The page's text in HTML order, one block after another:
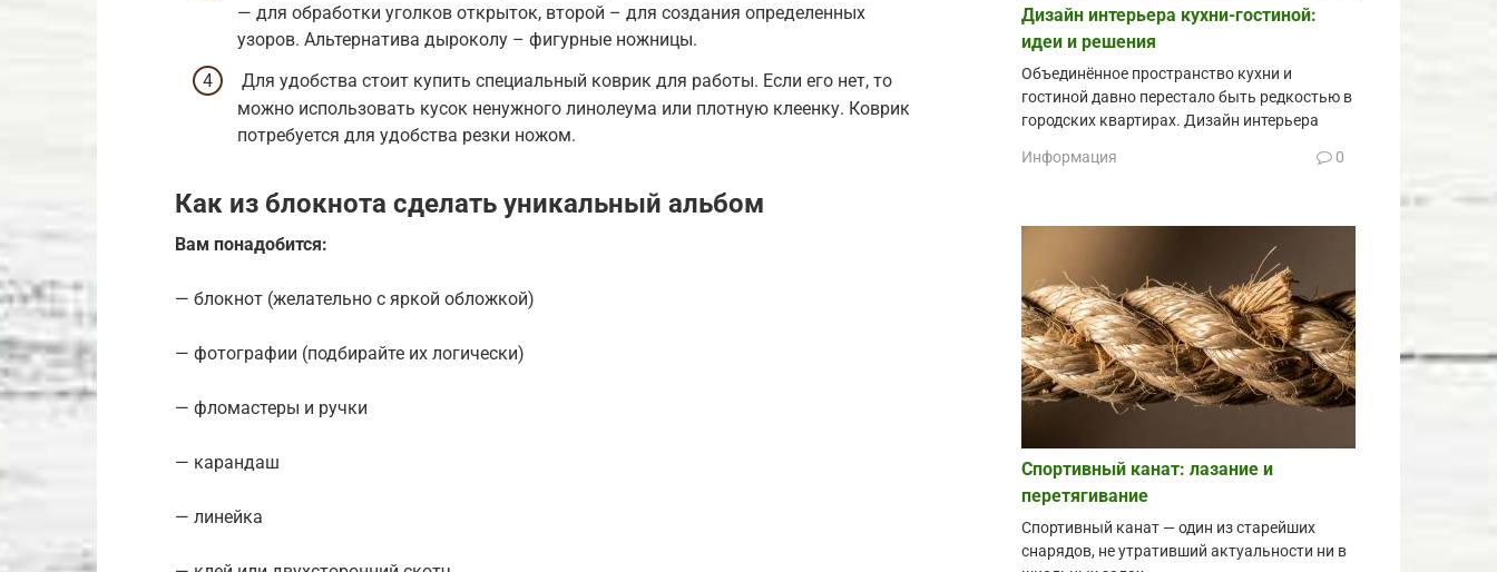
— для обработки уголков открыток, второй – для создания определенных
узоров. Альтернатива дыроколу – фигурные ножницы.
Для удобства стоит купить специальный коврик для работы. Если его нет, то
можно использовать кусок ненужного линолеума или плотную клеенку. Коврик
потребуется для удобства резки ножом.
Как из блокнота сделать уникальный альбом
Вам понадобится:
— блокнот (желательно с яркой обложкой)
— фотографии (подбирайте их логически)
— фломастеры и ручки
— карандаш
— линейка
Дизайн интерьера кухни-гостиной:
идеи и решения
Объединённое пространство кухни и
гостиной давно перестало быть редкостью в
городских квартирах. Дизайн интерьера
Информация 0
Спортивный канат: лазание и
перетягивание
Спортивный канат — один из старейших
снарядов, не утративший актуальности ни в